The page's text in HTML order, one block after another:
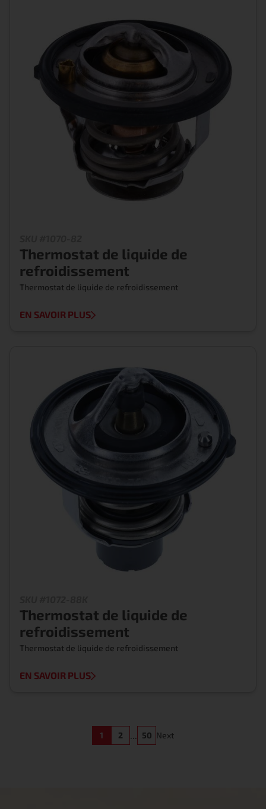
Thermostat de liquide de
refroidissement
Thermostat de liquide de refroidissement
EN SAVOIR PLUS
Thermostat de liquide de
refroidissement
Thermostat de liquide de refroidissement
EN SAVOIR PLUS
1 2 50 Next